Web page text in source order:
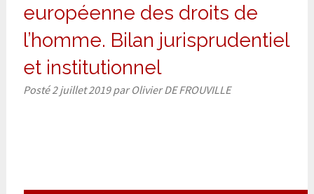
européenne des droits de
l’homme. Bilan jurisprudentiel
et institutionnel
Posté2 juillet 2019 par Olivier DE FROUVILLE